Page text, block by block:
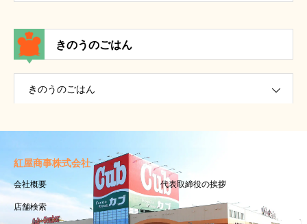
きのうのごはん
きのうのごはん
紅屋商事株式会社
会社概要 代表取締役の挨拶
店舗検索